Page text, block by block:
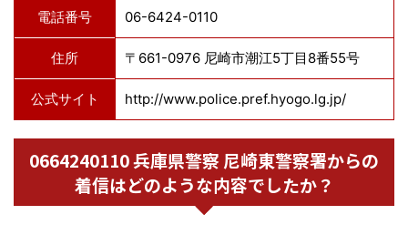
電話番号 06-6424-0110
住所 〒661-0976 尼崎市潮江5丁目8番55号
公式サイト http://www.police.pref.hyogo.lg.jp/
0664240110 兵庫県警察 尼崎東警察署からの
着信はどのような内容でしたか？